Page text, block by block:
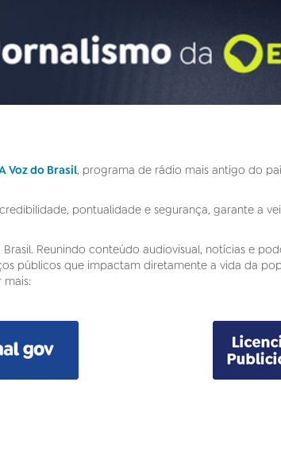
Voz do Brasil, programa de rádio mais antigo do
pontualidade e segurança, garante a
Reunindo conteúdo audiovisual, notícias e
públicos que impactam diretamente a vida da
mais: